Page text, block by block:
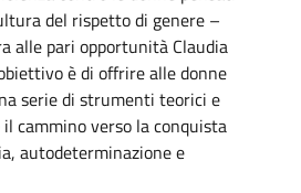
del rispetto di genere –
alle pari opportunità Claudia
è di offrire alle donne
serie di strumenti teorici e
cammino verso la conquista
autodeterminazione e